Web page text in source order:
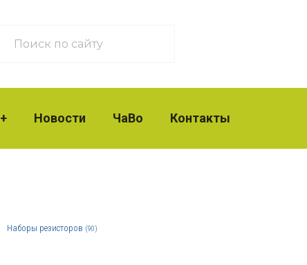
Новости ЧаВо Контакты
Наборы резисторов (90)